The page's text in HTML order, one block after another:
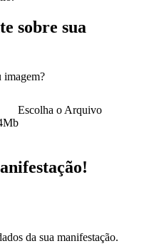
sobre sua
imagem?
Escolha o Arquivo
da sua manifestação.